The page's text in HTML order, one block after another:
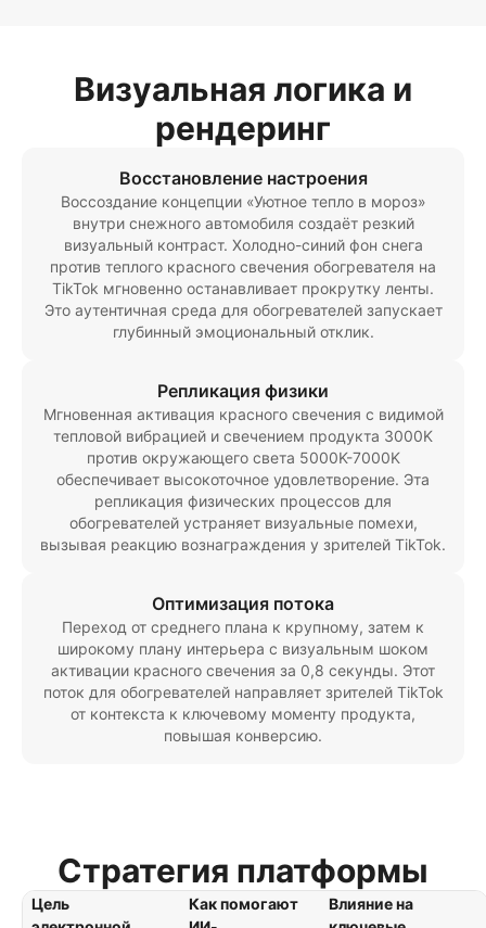
Визуальная логика и
рендеринг
Восстановление настроения
Воссоздание концепции «Уютное тепло в мороз»
внутри снежного автомобиля создаёт резкий
визуальный контраст. Холодно-синий фон снега
против теплого красного свечения обогревателя на
TikTok мгновенно останавливает прокрутку ленты.
Это аутентичная среда для обогревателей запускает
глубинный эмоциональный отклик.
Репликация физики
Мгновенная активация красного свечения с видимой
тепловой вибрацией и свечением продукта 3000K
против окружающего света 5000K-7000K
обеспечивает высокоточное удовлетворение. Эта
репликация физических процессов для
обогревателей устраняет визуальные помехи,
вызывая реакцию вознаграждения у зрителей TikTok.
Оптимизация потока
Переход от среднего плана к крупному, затем к
широкому плану интерьера с визуальным шоком
активации красного свечения за 0,8 секунды. Этот
поток для обогревателей направляет зрителей TikTok
от контекста к ключевому моменту продукта,
повышая конверсию.
Стратегия платформы
Цель
Как помогают
Влияние на